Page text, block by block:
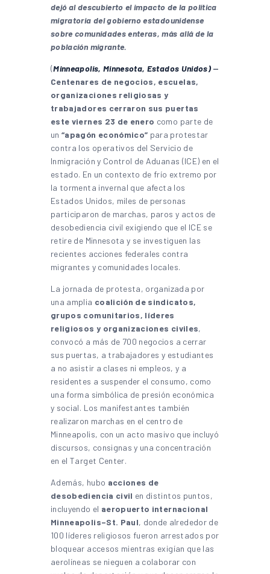
dejó al descubierto el impacto de la política
migratoria del gobierno estadounidense
sobre comunidades enteras, más allá de la
población migrante.
(Minneapolis, Minnesota, Estados Unidos) —
Centenares de negocios, escuelas,
organizaciones religiosas y
trabajadores cerraron sus puertas
este viernes 23 de enero como parte de
un“apagón económico” para protestar
contra los operativos del Servicio de
Inmigración y Control de Aduanas (ICE) en el
estado. En un contexto de frío extremo por
la tormenta invernal que afecta los
Estados Unidos, miles de personas
participaron de marchas, paros y actos de
desobediencia civil exigiendo que el ICE se
retire de Minnesota y se investiguen las
recientes acciones federales contra
migrantes y comunidades locales.
La jornada de protesta, organizada por
una amplia coalición de sindicatos,
grupos comunitarios, líderes
religiosos y organizaciones civiles,
convocó a más de 700 negocios a cerrar
sus puertas, a trabajadores y estudiantes
a no asistir a clases ni empleos, y a
residentes a suspender el consumo, como
una forma simbólica de presión económica
y social. Los manifestantes también
realizaron marchas en el centro de
Minneapolis, con un acto masivo que incluyó
discursos, consignas y una concentración
en el Target Center.
Además, hubo acciones de
desobediencia civil en distintos puntos,
incluyendo el aeropuerto internacional
Minneapolis–St. Paul, donde alrededor de
100 líderes religiosos fueron arrestados por
bloquear accesos mientras exigían que las
aerolíneas se nieguen a colaborar con